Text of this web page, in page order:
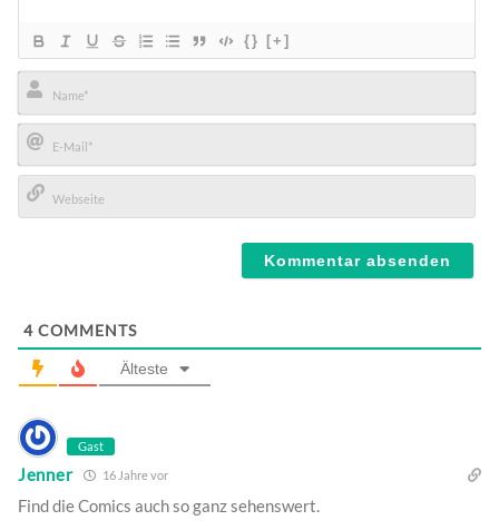
{} [+]
Name*
E-
Mail*
4 COMMENTS
Älteste
Gast
Jenner 16 Jahre vor
Find die Comics auch so ganz sehenswert.